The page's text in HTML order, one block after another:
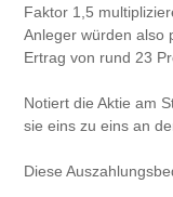
Faktor 1,5
Anleger würden also
Ertrag von rund 23
Notiert die Aktie am
sie eins zu eins an
Diese